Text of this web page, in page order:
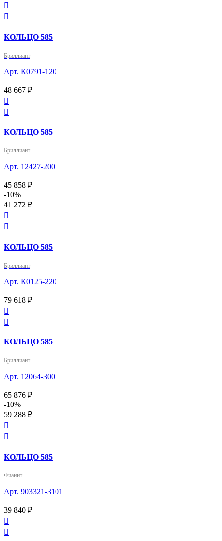


КОЛЬЦО 585
Бриллиант
Арт. К0791-120
48 667 ₽


КОЛЬЦО 585
Бриллиант
Арт. 12427-200
45 858 ₽
-10%
41 272 ₽


КОЛЬЦО 585
Бриллиант
Арт. К0125-220
79 618 ₽


КОЛЬЦО 585
Бриллиант
Арт. 12064-300
65 876 ₽
-10%
59 288 ₽


КОЛЬЦО 585
Фианит
Арт. 903321-3101
39 840 ₽

